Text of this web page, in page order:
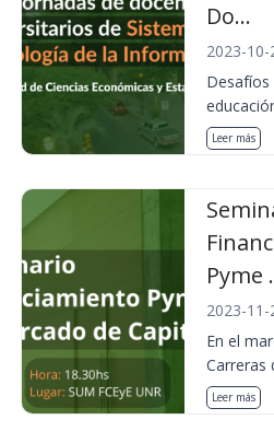
Do...
2023-10-
Desafíos
Leer más
Pyme
2023-11-
En el
Carreras
Leer más